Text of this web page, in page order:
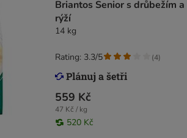
Briantos Senior s drůbežím a
rýží
14 kg
559 Kč
47 Kč / kg
520 Kč
Rating: 3.3/5 (4)